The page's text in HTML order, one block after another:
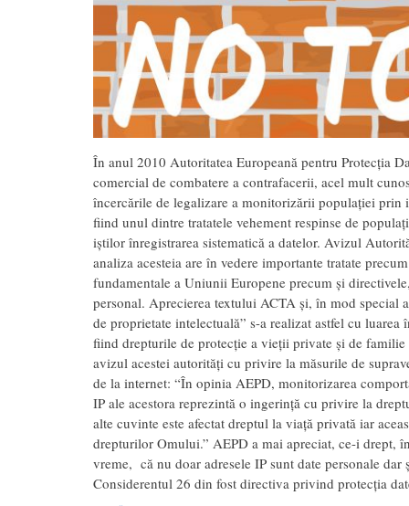
În anul 2010 Autoritatea Europeană pentru Protecția
comercial de combatere a contrafacerii, acel mult
încercările de legalizare a monitorizării populației
fiind unul dintre tratatele vehement respinse de
iștilor înregistrarea sistematică a datelor. Avizul
analiza acesteia are în vedere importante tratate
fundamentale a Uniunii Europene precum și
personal. Aprecierea textului ACTA și, în mod special
de proprietate intelectuală” s-a realizat astfel cu
fiind drepturile de protecție a vieții private și de
avizul acestei autorități cu privire la măsurile de
de la internet: “În opinia AEPD, monitorizarea
IP ale acestora reprezintă o ingerință cu privire la
alte cuvinte este afectat dreptul la viață privată iar
drepturilor Omului.” AEPD a mai apreciat, ce-i drept,
vreme, că nu doar adresele IP sunt date personale
Considerentul 26 din fost directiva privind protecția